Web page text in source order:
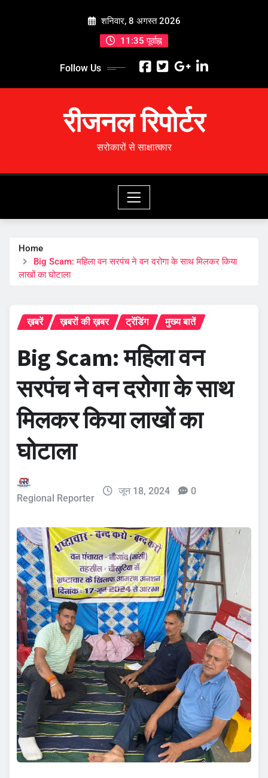
शनिवार, 8 अगस्त 2026
11:35 पूर्वाह्न
Follow Us
रीजनल रिपोर्टर
सरोकारों से साक्षात्कार
Home
Big Scam: महिला वन सरपंच ने वन दरोगा के साथ मिलकर किया
लाखों का घोटाला
ख़बरें ख़बरों की ख़बर ट्रेंडिंग मुख्य बातें
Big Scam: महिला वन
सरपंच ने वन दरोगा के साथ
मिलकर किया लाखों का
घोटाला
Regional Reporter
जून 18, 2024 0